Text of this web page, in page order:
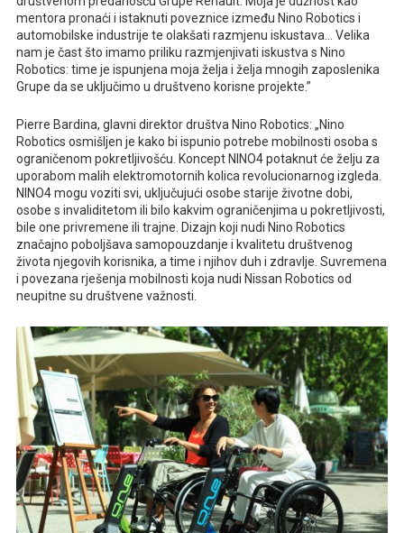
mentora pronaći i istaknuti poveznice između Nino Robotics i
automobilske industrije te olakšati razmjenu iskustava… Velika
nam je čast što imamo priliku razmjenjivati iskustva s Nino
Robotics: time je ispunjena moja želja i želja mnogih zaposlenika
Grupe da se uključimo u društveno korisne projekte.”
Pierre Bardina, glavni direktor društva Nino Robotics: „Nino
Robotics osmišljen je kako bi ispunio potrebe mobilnosti osoba s
ograničenom pokretljivošću. Koncept NINO4 potaknut će želju za
uporabom malih elektromotornih kolica revolucionarnog izgleda.
NINO4 mogu voziti svi, uključujući osobe starije životne dobi,
osobe s invaliditetom ili bilo kakvim ograničenjima u pokretljivosti,
bile one privremene ili trajne. Dizajn koji nudi Nino Robotics
značajno poboljšava samopouzdanje i kvalitetu društvenog
života njegovih korisnika, a time i njihov duh i zdravlje. Suvremena
i povezana rješenja mobilnosti koja nudi Nissan Robotics od
neupitne su društvene važnosti.